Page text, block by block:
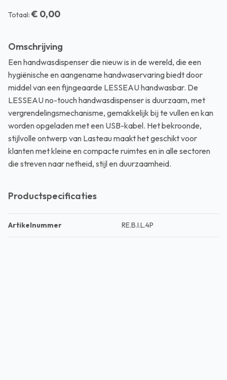
Totaal: € 0,00
Omschrijving
Een handwasdispenser die nieuw is in de wereld, die een
hygiënische en aangename handwaservaring biedt door
middel van een fijngeaarde LESSEAU handwasbar. De
LESSEAU no-touch handwasdispenser is duurzaam, met
vergrendelingsmechanisme, gemakkelijk bij te vullen en kan
worden opgeladen met een USB-kabel. Het bekroonde,
stijlvolle ontwerp van Lasteau maakt het geschikt voor
klanten met kleine en compacte ruimtes en in alle sectoren
die streven naar netheid, stijl en duurzaamheid.
Productspecificaties
Artikelnummer RE.B.I.L.4P